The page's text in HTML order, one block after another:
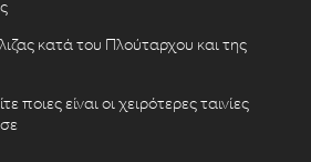
κατά του Πλούταρχου και της
είναι οι χειρότερες ταινίες